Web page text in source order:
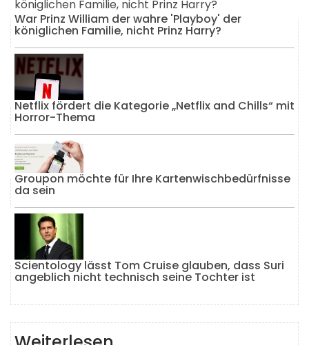
War Prinz William der wahre 'Playboy' der
königlichen Familie, nicht Prinz Harry?
Netflix fördert die Kategorie „Netflix and Chills“ mit
Horror-Thema
Groupon möchte für Ihre Kartenwischbedürfnisse
da sein
Scientology lässt Tom Cruise glauben, dass Suri
angeblich nicht technisch seine Tochter ist